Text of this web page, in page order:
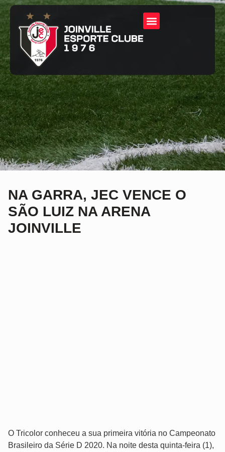
NA GARRA, JEC VENCE O
SÃO LUIZ NA ARENA
JOINVILLE
O Tricolor conheceu a sua primeira vitória no Campeonato
Brasileiro da Série D 2020. Na noite desta quinta-feira (1),